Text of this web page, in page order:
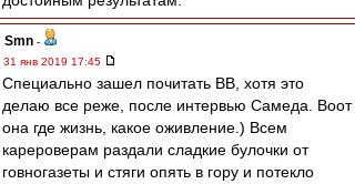
Smn -
31 янв 2019 17:45
Специально зашел почитать ВВ, хотя это
делаю все реже, после интервью Самеда. Воот
она где жизнь, какое оживление.) Всем
карероверам раздали сладкие булочки от
говногазеты и стяги опять в гору и потекло